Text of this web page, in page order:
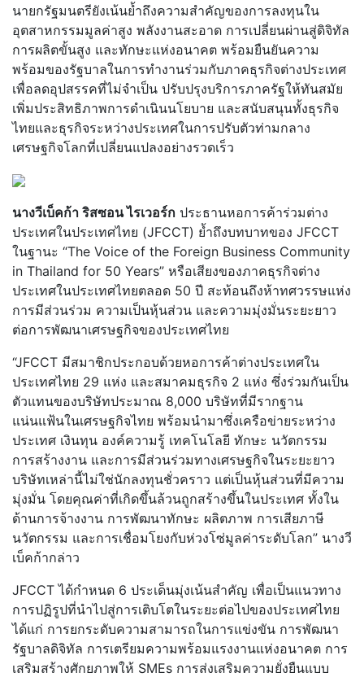
นายกรัฐมนตรียังเน้นย้ำถึงความสำคัญของการลงทุนใน
อุตสาหกรรมมูลค่าสูง พลังงานสะอาด การเปลี่ยนผ่านสู่ดิจิทัล
การผลิตขั้นสูง และทักษะแห่งอนาคต พร้อมยืนยันความ
พร้อมของรัฐบาลในการทำงานร่วมกับภาคธุรกิจต่างประเทศ
เพื่อลดอุปสรรคที่ไม่จำเป็น ปรับปรุงบริการภาครัฐให้ทันสมัย
เพิ่มประสิทธิภาพการดำเนินนโยบาย และสนับสนุนทั้งธุรกิจ
ไทยและธุรกิจระหว่างประเทศในการปรับตัวท่ามกลาง
เศรษฐกิจโลกที่เปลี่ยนแปลงอย่างรวดเร็ว
นางวีเบ็คก้า ริสซอน ไรเวอร์ก ประธานหอการค้าร่วมต่าง
ประเทศในประเทศไทย (JFCCT) ย้ำถึงบทบาทของ JFCCT
ในฐานะ “The Voice of the Foreign Business Community
in Thailand for 50 Years” หรือเสียงของภาคธุรกิจต่าง
ประเทศในประเทศไทยตลอด 50 ปี สะท้อนถึงห้าทศวรรษแห่ง
การมีส่วนร่วม ความเป็นหุ้นส่วน และความมุ่งมั่นระยะยาว
ต่อการพัฒนาเศรษฐกิจของประเทศไทย
“JFCCT มีสมาชิกประกอบด้วยหอการค้าต่างประเทศใน
ประเทศไทย 29 แห่ง และสมาคมธุรกิจ 2 แห่ง ซึ่งร่วมกันเป็น
ตัวแทนของบริษัทประมาณ 8,000 บริษัทที่มีรากฐาน
แน่นแฟ้นในเศรษฐกิจไทย พร้อมนำมาซึ่งเครือข่ายระหว่าง
ประเทศ เงินทุน องค์ความรู้ เทคโนโลยี ทักษะ นวัตกรรม
การสร้างงาน และการมีส่วนร่วมทางเศรษฐกิจในระยะยาว
บริษัทเหล่านี้ไม่ใช่นักลงทุนชั่วคราว แต่เป็นหุ้นส่วนที่มีความ
มุ่งมั่น โดยคุณค่าที่เกิดขึ้นล้วนถูกสร้างขึ้นในประเทศ ทั้งใน
ด้านการจ้างงาน การพัฒนาทักษะ ผลิตภาพ การเสียภาษี
นวัตกรรม และการเชื่อมโยงกับห่วงโซ่มูลค่าระดับโลก” นางวี
เบ็คก้ากล่าว
JFCCT ได้กำหนด 6 ประเด็นมุ่งเน้นสำคัญ เพื่อเป็นแนวทาง
การปฏิรูปที่นำไปสู่การเติบโตในระยะต่อไปของประเทศไทย
ได้แก่ การยกระดับความสามารถในการแข่งขัน การพัฒนา
รัฐบาลดิจิทัล การเตรียมความพร้อมแรงงานแห่งอนาคต การ
เสริมสร้างศักยภาพให้ SMEs การส่งเสริมความยั่งยืนแบบ